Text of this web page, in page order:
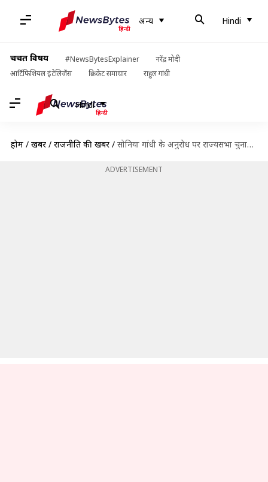
अन्य Hindi
चर्चित विषय #NewsBytesExplainer
नरेंद्र मोदी
आर्टिफिशियल इंटेलिजेंस
क्रिकेट समाचार राहुल गांधी
Hindi
होम / खबरें / राजनीति की खबरें / सोनिया गांधी के अनुरोध पर राज्यसभा चुनाव लड़ेंगे पूर्व प्रधानमंत्री एचडी देवगौड़ा
ADVERTISEMENT